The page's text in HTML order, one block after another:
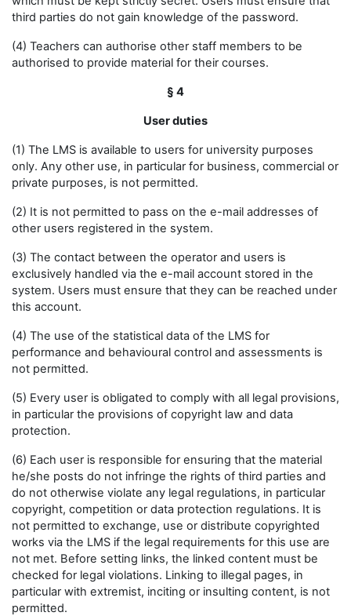
third parties do not gain knowledge of the password.
(4) Teachers can authorise other staff members to be
authorised to provide material for their courses.
§ 4
User duties
(1) The LMS is available to users for university purposes
only. Any other use, in particular for business, commercial or
private purposes, is not permitted.
(2) It is not permitted to pass on the e-mail addresses of
other users registered in the system.
(3) The contact between the operator and users is
exclusively handled via the e-mail account stored in the
system. Users must ensure that they can be reached under
this account.
(4) The use of the statistical data of the LMS for
performance and behavioural control and assessments is
not permitted.
(5) Every user is obligated to comply with all legal provisions,
in particular the provisions of copyright law and data
protection.
(6) Each user is responsible for ensuring that the material
he/she posts do not infringe the rights of third parties and
do not otherwise violate any legal regulations, in particular
copyright, competition or data protection regulations. It is
not permitted to exchange, use or distribute copyrighted
works via the LMS if the legal requirements for this use are
not met. Before setting links, the linked content must be
checked for legal violations. Linking to illegal pages, in
particular with extremist, inciting or insulting content, is not
permitted.